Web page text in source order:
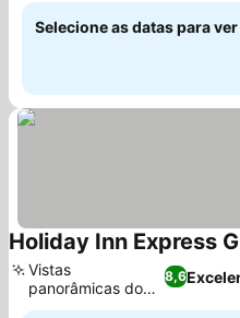
Selecione as datas para
Holiday Inn Express
8,6
Vistas
panorâmicas do
Rio Clyde